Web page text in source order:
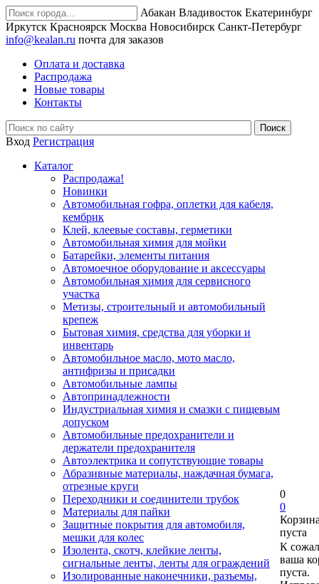
Абакан Владивосток Екатеринбург
Иркутск Красноярск Москва Новосибирск Санкт-Петербург
info@kealan.ru почта для заказов
Оплата и доставка
Распродажа
Новые товары
Контакты
Вход Регистрация
Каталог
Распродажа!
Новинки
Автомобильная гофра, оплетки для кабеля,
кембрик
Клей, клеевые составы, герметики
Автомобильная химия для мойки
Батарейки, элементы питания
Автомоечное оборудование и аксессуары
Автомобильная химия для сервисного
участка
Метизы, строительный и автомобильный
крепеж
Бытовая химия, средства для уборки и
инвентарь
Автомобильное масло, мото масло,
антифризы и присадки
Автомобильные лампы
Автопринадлежности
Индустриальная химия и смазки с пищевым
допуском
Автомобильные предохранители и
держатели предохранителя
Автоэлектрика и сопутствующие товары
Абразивные материалы, наждачная бумага,
отрезные круги
Переходники и соединители трубок
Материалы для пайки
Защитные покрытия для автомобиля,
мешки для колес
Изолента, скотч, клейкие ленты,
сигнальные ленты, ленты для ограждений
Изолированные наконечники, разъемы,
0
0
пуста
К
ваша
пуста.